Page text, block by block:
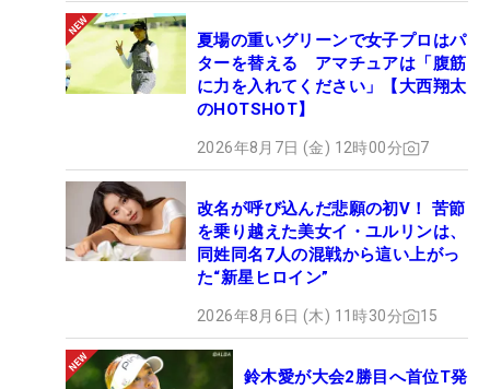
夏場の重いグリーンで女子プロはパ
ターを替える アマチュアは「腹筋
に力を入れてください」【大西翔太
のHOTSHOT】
2026年8月7日 (金) 12時00分 7
改名が呼び込んだ悲願の初V！ 苦節
を乗り越えた美女イ・ユルリンは、
同姓同名7人の混戦から這い上がっ
た“新星ヒロイン”
2026年8月6日 (木) 11時30分 15
鈴木愛が大会2勝目へ首位T発